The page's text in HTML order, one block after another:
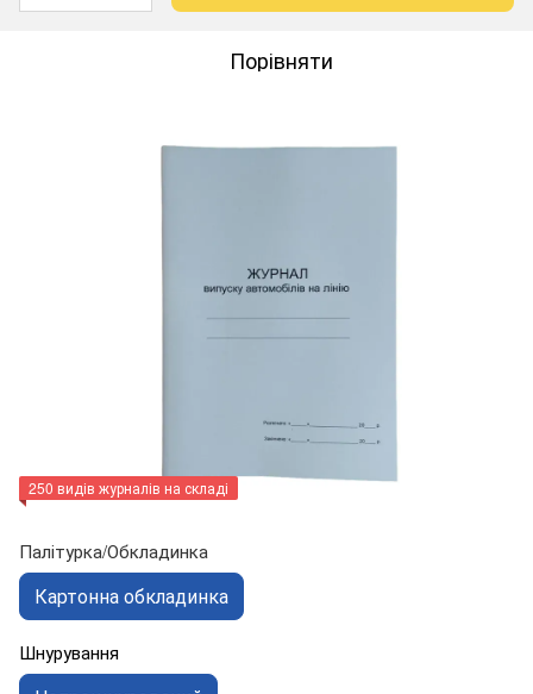
Порівняти
250 видів журналів на складі
Палітурка/Обкладинка
Картонна обкладинка
Шнурування